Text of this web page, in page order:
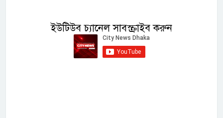
ইউটিউব চ্যানেল সাবস্ক্রাইব করুন